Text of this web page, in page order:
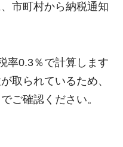
市町村から納税通知
率0.3％で計算します
取られているため、
ご確認ください。